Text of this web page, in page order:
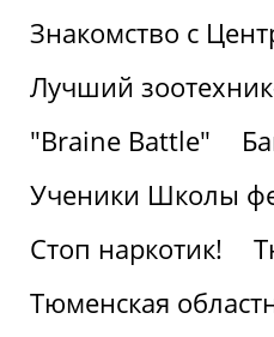
Знакомство с
Лучший
"Braine Battle"
Ученики Школы
Стоп наркотик!
Тюменская